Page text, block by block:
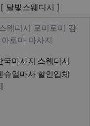
시 마사지
달빛스웨디시 ]
달빛스웨
웨디시 로미로미 감
로마 마사지
국마사지 스웨디시
슈얼마사 할인업체